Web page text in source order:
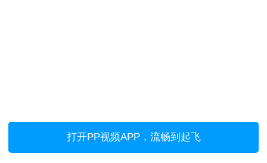
打开PP视频APP，流畅到起飞